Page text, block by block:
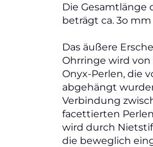
Die Gesamtlänge
beträgt ca. 3o mm
Das äußere
Ohrringe wird
Onyx-Perlen, die
abgehängt
Verbindung
facettierten
wird durch
die beweglich